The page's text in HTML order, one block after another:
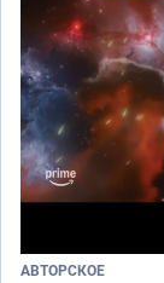
АВТОРСКОЕ